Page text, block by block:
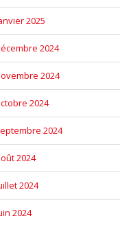
2025
2024
2024
2024
2024
2024
2024
2024